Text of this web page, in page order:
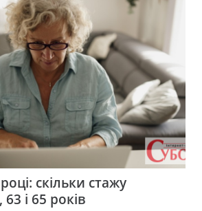
скільки стажу
і 65 років